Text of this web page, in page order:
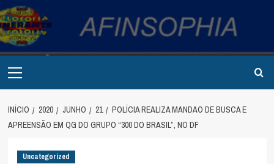
Avançar
para
o
conteúdo
Menu
INÍCIO 2020 JUNHO 21
POLÍCIA REALIZA MANDAO DE BUSCA E
APREENSÃO EM QG DO GRUPO “300 DO BRASIL”, NO DF
Uncategorized